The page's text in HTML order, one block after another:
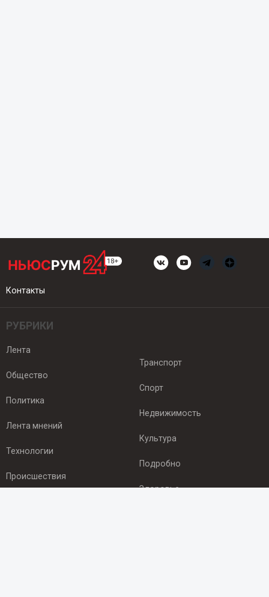
Контакты
РУБРИКИ
Лента
Общество
Политика
Лента мнений
Технологии
Происшествия
Транспорт
Спорт
Недвижимость
Культура
Подробно
Здоровье